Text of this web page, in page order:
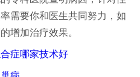
需要你和医生共同努力，如
增加治疗效果。
症哪家技术好